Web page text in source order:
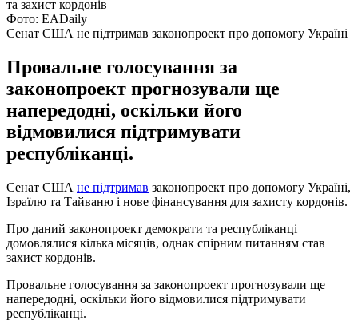
Фото: EADaily
Сенат США не підтримав законопроект про допомогу Україні
Провальне голосування за
законопроект прогнозували ще
напередодні, оскільки його
відмовилися підтримувати
республіканці.
Сенат США не підтримав законопроект про допомогу Україні,
Ізраїлю та Тайваню і нове фінансування для захисту кордонів.
Про даний законопроект демократи та республіканці
домовлялися кілька місяців, однак спірним питанням став
захист кордонів.
Провальне голосування за законопроект прогнозували ще
напередодні, оскільки його відмовилися підтримувати
республіканці.